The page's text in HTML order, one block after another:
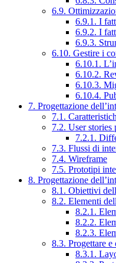
6.9.
6.9.1. I
6.9.2. I
6.9.3.
6.10. Gestire i
6.10.1.
6.10.2.
6.10.3.
6.10.4.
7. Progettazione
7.1.
7.2. User stories
7.2.1.
7.3. Flussi di
7.4. Wireframe
7.5. Prototipi
8. Progettazione
8.1. Obiettivi
8.2. Elementi
8.2.1.
8.2.2.
8.2.3.
8.3. Progettare e
8.3.1.